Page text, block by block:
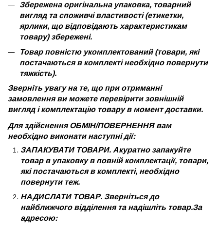
Збережена оригінальна упаковка, товарний
вигляд та споживчі властивості (етикетки,
ярлики, що відповідають характеристикам
товару) збережені.
Товар повністю укомплектований (товари, які
постачаються в комплекті необхідно повернути
тяжкість).
Зверніть увагу на те, що при отриманні
замовлення ви можете перевірити зовнішній
вигляд і комплектацію товару в момент доставки.
Для здійснення ОБМІН/ПОВЕРНЕННЯ вам
необхідно виконати наступні дії:
ЗАПАКУВАТИ ТОВАРИ. Акуратно запакуйте
товар в упаковку в повній комплектації, товари,
які постачаються в комплекті, необхідно
повернути теж.
НАДИСЛАТИ ТОВАР. Зверніться до
найближчого відділення та надішліть товар.За
адресою: